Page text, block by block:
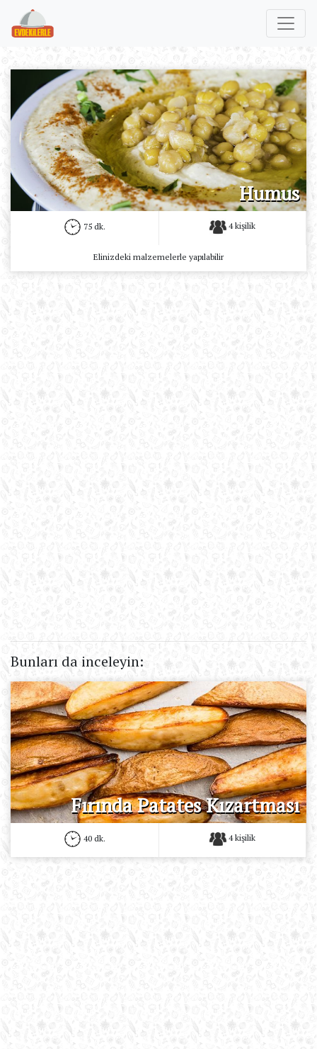
Humus
75 dk. 4 kişilik
Elinizdeki malzemelerle yapılabilir
Bunları da inceleyin:
Fırında Patates Kızartması
40 dk. 4 kişilik